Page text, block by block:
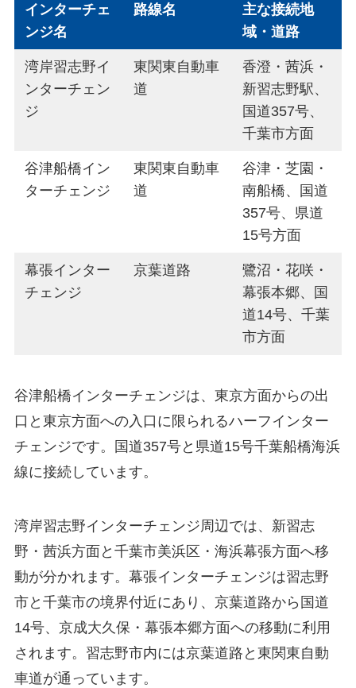
インターチェ
ンジ名
路線名
主な接続地
域・道路
湾岸習志野イ
ンターチェン
ジ
東関東自動車
道
香澄・茜浜・
新習志野駅、
国道357号、
千葉市方面
谷津船橋イン
ターチェンジ
東関東自動車
道
谷津・芝園・
南船橋、国道
357号、県道
15号方面
幕張インター
チェンジ
京葉道路
鷺沼・花咲・
幕張本郷、国
道14号、千葉
市方面
谷津船橋インターチェンジは、東京方面からの出
口と東京方面への入口に限られるハーフインター
チェンジです。国道357号と県道15号千葉船橋海浜
線に接続しています。
湾岸習志野インターチェンジ周辺では、新習志
野・茜浜方面と千葉市美浜区・海浜幕張方面へ移
動が分かれます。幕張インターチェンジは習志野
市と千葉市の境界付近にあり、京葉道路から国道
14号、京成大久保・幕張本郷方面への移動に利用
されます。習志野市内には京葉道路と東関東自動
車道が通っています。